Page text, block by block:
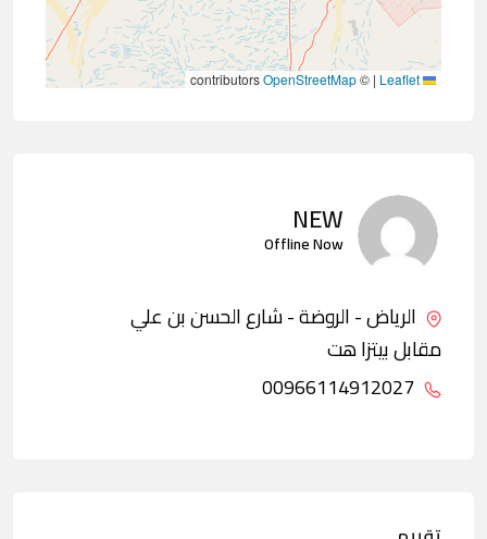
|
©
OpenStreetMap
NEW
Offline Now
الرياض - الروضة - شارع الحسن بن علي
مقابل بيتزا هت